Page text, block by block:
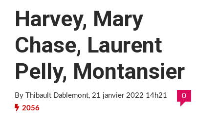
Harvey, Mary
Chase, Laurent
Pelly, Montansier
By Thibault Dablemont, 21 janvier 2022 14h21
0
2056